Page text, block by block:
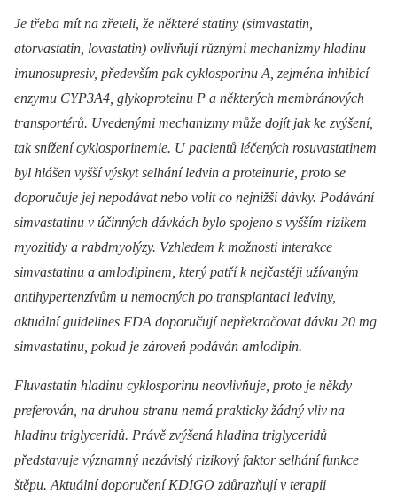
Je třeba mít na zřeteli, že některé statiny (simvastatin,
atorvastatin, lovastatin) ovlivňují různými mechanizmy hladinu
imunosupresiv, především pak cyklosporinu A, zejména inhibicí
enzymu CYP3A4, glykoproteinu P a některých membránových
transportérů. Uvedenými mechanizmy může dojít jak ke zvýšení,
tak snížení cyklosporinemie. U pacientů léčených rosuvastatinem
byl hlášen vyšší výskyt selhání ledvin a proteinurie, proto se
doporučuje jej nepodávat nebo volit co nejnižší dávky. Podávání
simvastatinu v účinných dávkách bylo spojeno s vyšším rizikem
myozitidy a rabdmyolýzy. Vzhledem k možnosti interakce
simvastatinu a amlodipinem, který patří k nejčastěji užívaným
antihypertenzívům u nemocných po transplantaci ledviny,
aktuální guidelines FDA doporučují nepřekračovat dávku 20 mg
simvastatinu, pokud je zároveň podáván amlodipin.
Fluvastatin hladinu cyklosporinu neovlivňuje, proto je někdy
preferován, na druhou stranu nemá prakticky žádný vliv na
hladinu triglyceridů. Právě zvýšená hladina triglyceridů
představuje významný nezávislý rizikový faktor selhání funkce
štěpu. Aktuální doporučení KDIGO zdůrazňují v terapii